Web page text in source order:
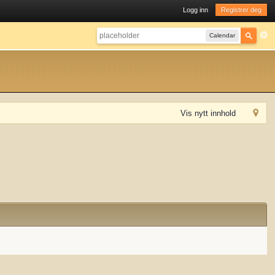
Logg inn Registrer deg
Calendar
Vis nytt innhold